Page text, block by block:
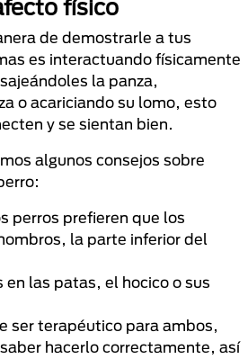
físico
de demostrarle a tus
es interactuando físicamente
la panza,
o acariciando su lomo, esto
y se sientan bien.
algunos consejos sobre
perros prefieren que los
la parte inferior del
en las patas, el hocico o sus
ser terapéutico para ambos,
hacerlo correctamente, así